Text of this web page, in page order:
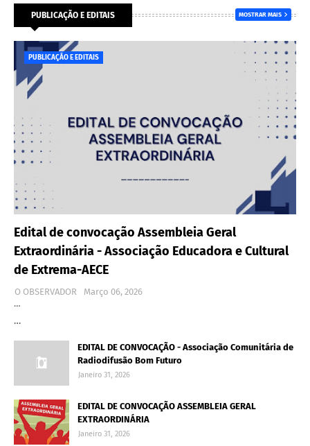
PUBLICAÇÃO E EDITAIS MOSTRAR MAIS
PUBLICAÇÃO E EDITAIS
Edital de convocação Assembleia Geral
Extraordinária - Associação Educadora e Cultural
de Extrema-AECE
O OBSERVADOR
Março 06, 2026
…
…
EDITAL DE CONVOCAÇÃO - Associação Comunitária de
Radiodifusão Bom Futuro
Janeiro 31, 2026
EDITAL DE CONVOCAÇÃO ASSEMBLEIA GERAL
EXTRAORDINÁRIA
Janeiro 31, 2026